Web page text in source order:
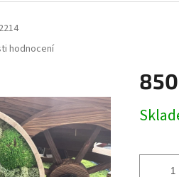
hodnocení
cena: